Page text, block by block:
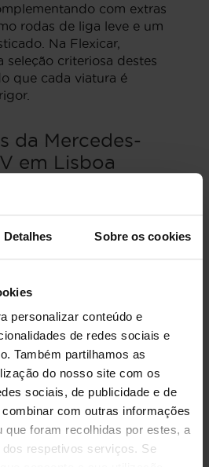
Detalhes Sobre os cookies
personalizar conteúdo e
de redes sociais e
Também partilhamos as
do nosso site com os
sociais, de publicidade e de
com outras informações
que foram recolhidas por estes, a
respetivos serviços. Se
com extras
rodas de liga leve e um
Na Flexicar,
seleção criteriosa destes
que cada viatura é
da Mercedes-
em Lisboa
para o Mercedes-
variam principalmente
que são especialmente
dieselé uma escolha
CV, proporcionando uma
suave.
de mais potência
ou preferem uma
o motor OM 654 de
d é ideal, oferecendo até
motorização é perfeito para
capacidade de carga
de condução luxuosa.